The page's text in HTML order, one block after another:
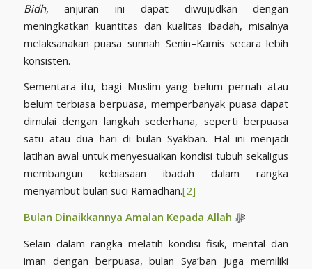
Bidh, anjuran ini dapat diwujudkan dengan
meningkatkan kuantitas dan kualitas ibadah, misalnya
melaksanakan puasa sunnah Senin–Kamis secara lebih
konsisten.
Sementara itu, bagi Muslim yang belum pernah atau
belum terbiasa berpuasa, memperbanyak puasa dapat
dimulai dengan langkah sederhana, seperti berpuasa
satu atau dua hari di bulan Syakban. Hal ini menjadi
latihan awal untuk menyesuaikan kondisi tubuh sekaligus
membangun kebiasaan ibadah dalam rangka
menyambut bulan suci Ramadhan.[2]
Bulan Dinaikkannya Amalan Kepada Allah ﷻ
Selain dalam rangka melatih kondisi fisik, mental dan
iman dengan berpuasa, bulan Sya’ban juga memiliki